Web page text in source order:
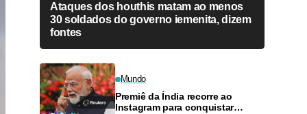
Ataques dos houthis matam ao menos
30 soldados do governo iemenita, dizem
fontes
Mundo
Premiê da Índia recorre ao
Instagram para conquistar